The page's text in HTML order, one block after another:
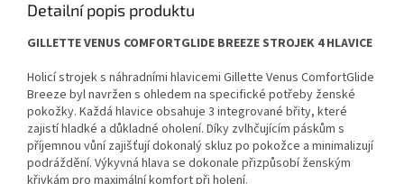
Detailní popis produktu
GILLETTE VENUS COMFORTGLIDE BREEZE STROJEK 4 HLAVICE
Holicí strojek s náhradními hlavicemi Gillette Venus ComfortGlide
Breeze byl navržen s ohledem na specifické potřeby ženské
pokožky. Každá hlavice obsahuje 3 integrované břity, které
zajistí hladké a důkladné oholení. Díky zvlhčujícím páskům s
příjemnou vůní zajišťují dokonalý skluz po pokožce a minimalizují
podráždění. Výkyvná hlava se dokonale přizpůsobí ženským
křivkám pro maximální komfort při holení.